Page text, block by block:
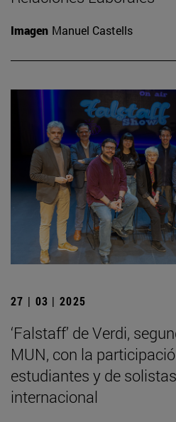
Imagen Manuel Castells
27 | 03 | 2025
‘Falstaff’ de Verdi,
MUN, con la
estudiantes y de
internacional